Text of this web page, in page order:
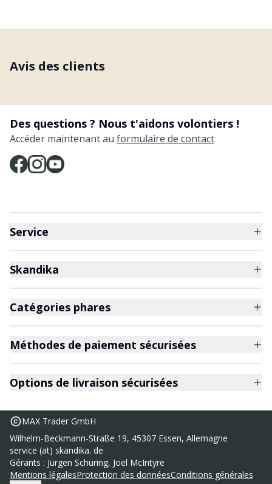
Avis des clients
Ergomètre semi-couché Centaurus avec
tapis
UVP
Des questions ? Nous t'aidons volontiers !
Accéder maintenant au formulaire de contact
Service
Skandika
Catégories phares
Méthodes de paiement sécurisées
Options de livraison sécurisées
MAX Trader GmbH
Wilhelm-Beckmann-Straße 19, 45307 Essen, Allemagne
service (at) skandika. de
Gérants : Jürgen Schüring, Joel McIntyre
Mentions légalesProtection des donnéesConditions générales